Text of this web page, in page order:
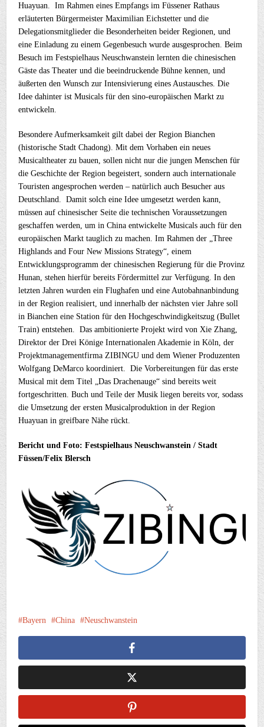
Huayuan. Im Rahmen eines Empfangs im Füssener Rathaus
erläuterten Bürgermeister Maximilian Eichstetter und die
Delegationsmitglieder die Besonderheiten beider Regionen, und
eine Einladung zu einem Gegenbesuch wurde ausgesprochen. Beim
Besuch im Festspielhaus Neuschwanstein lernten die chinesischen
Gäste das Theater und die beeindruckende Bühne kennen, und
äußerten den Wunsch zur Intensivierung eines Austausches. Die
Idee dahinter ist Musicals für den sino-europäischen Markt zu
entwickeln.
Besondere Aufmerksamkeit gilt dabei der Region Bianchen
(historische Stadt Chadong). Mit dem Vorhaben ein neues
Musicaltheater zu bauen, sollen nicht nur die jungen Menschen für
die Geschichte der Region begeistert, sondern auch internationale
Touristen angesprochen werden – natürlich auch Besucher aus
Deutschland. Damit solch eine Idee umgesetzt werden kann,
müssen auf chinesischer Seite die technischen Voraussetzungen
geschaffen werden, um in China entwickelte Musicals auch für den
europäischen Markt tauglich zu machen. Im Rahmen der „Three
Highlands and Four New Missions Strategy“, einem
Entwicklungsprogramm der chinesischen Regierung für die Provinz
Hunan, stehen hierfür bereits Fördermittel zur Verfügung. In den
letzten Jahren wurden ein Flughafen und eine Autobahnanbindung
in der Region realisiert, und innerhalb der nächsten vier Jahre soll
in Bianchen eine Station für den Hochgeschwindigkeitszug (Bullet
Train) entstehen. Das ambitionierte Projekt wird von Xie Zhang,
Direktor der Drei Könige Internationalen Akademie in Köln, der
Projektmanagementfirma ZIBINGU und dem Wiener Produzenten
Wolfgang DeMarco koordiniert. Die Vorbereitungen für das erste
Musical mit dem Titel „Das Drachenauge“ sind bereits weit
fortgeschritten. Buch und Teile der Musik liegen bereits vor, sodass
die Umsetzung der ersten Musicalproduktion in der Region
Huayuan in greifbare Nähe rückt.
Bericht und Foto: Festspielhaus Neuschwanstein / Stadt
Füssen/Felix Blersch
Bayern China Neuschwanstein